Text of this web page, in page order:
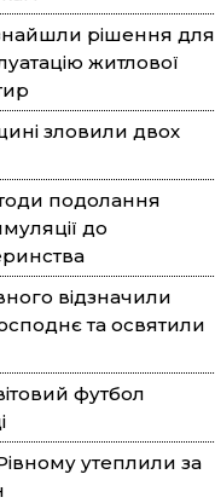
рішення для
житлової
зловили двох
подолання
до
відзначили
та освятили
футбол
утеплили за